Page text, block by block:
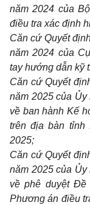
năm 2024 của
điều tra xác định
Căn cứ Quyết
năm 2024 của
tay hướng dẫn kỹ
Căn cứ Quyết
năm 2025 của
về ban hành Kế
trên địa bàn tỉnh
2025;
Căn cứ Quyết
năm 2025 của
về phê duyệt
Phương án điều